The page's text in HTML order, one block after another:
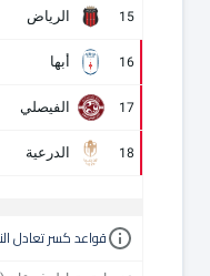
15 الرياض
16 أبها
17 الفيصلي
18 الدرعية
قواعد كسر تعادل